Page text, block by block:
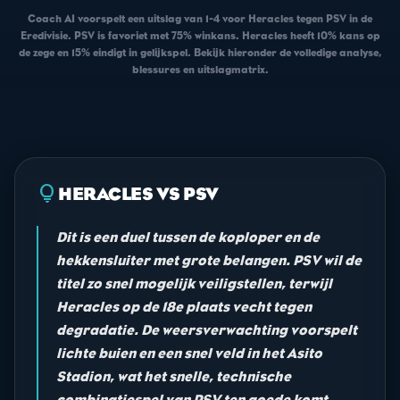
Coach AI voorspelt een uitslag van 1-4 voor Heracles tegen PSV in de
Eredivisie. PSV is favoriet met 75% winkans. Heracles heeft 10% kans op
de zege en 15% eindigt in gelijkspel. Bekijk hieronder de volledige analyse,
blessures en uitslagmatrix.
lightbulb HERACLES VS PSV
Dit is een duel tussen de koploper en de
hekkensluiter met grote belangen. PSV wil de
titel zo snel mogelijk veiligstellen, terwijl
Heracles op de 18e plaats vecht tegen
degradatie. De weersverwachting voorspelt
lichte buien en een snel veld in het Asito
Stadion, wat het snelle, technische